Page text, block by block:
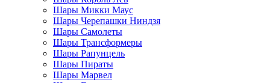
Шары Микки Маус
Шары Черепашки Ниндзя
Шары Самолеты
Шары Трансформеры
Шары Рапунцель
Шары Пираты
Шары Марвел